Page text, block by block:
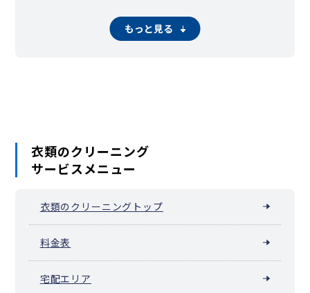
千田高橋中央防波堤東陽
古石場 牡丹三好毛利 夢の島
もっと見る
衣類のクリーニング
サービスメニュー
衣類のクリーニングトップ
料金表
宅配エリア